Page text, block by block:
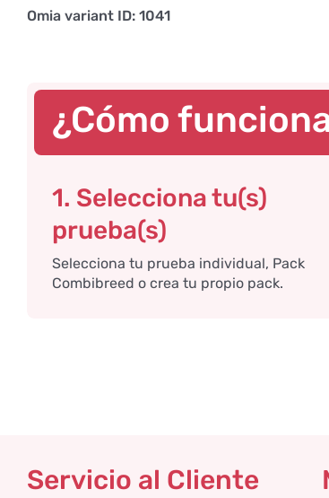
Omia variant ID: 1041
¿Cómo
1. Selecciona tu(s)
prueba(s)
Selecciona tu prueba individual, Pack
Combibreed o crea tu propio pack.
Servicio al Cliente